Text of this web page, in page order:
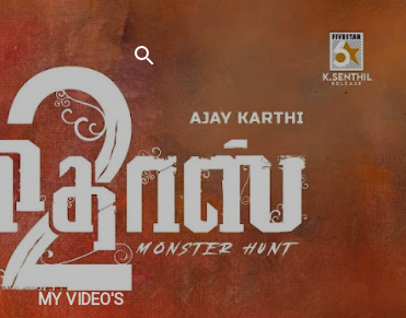
MY VIDEO'S